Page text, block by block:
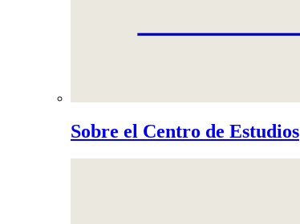
Sobre el Centro de Estudios